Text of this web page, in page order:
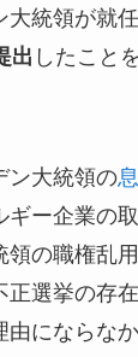
大統領が就
出 したこと
ン大統領の
ー企業の
の職権乱用
正選挙の存
由にならな